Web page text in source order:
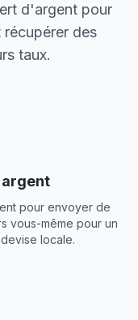
d'argent pour
des
taux.
pour envoyer de
vous-même pour un
locale.